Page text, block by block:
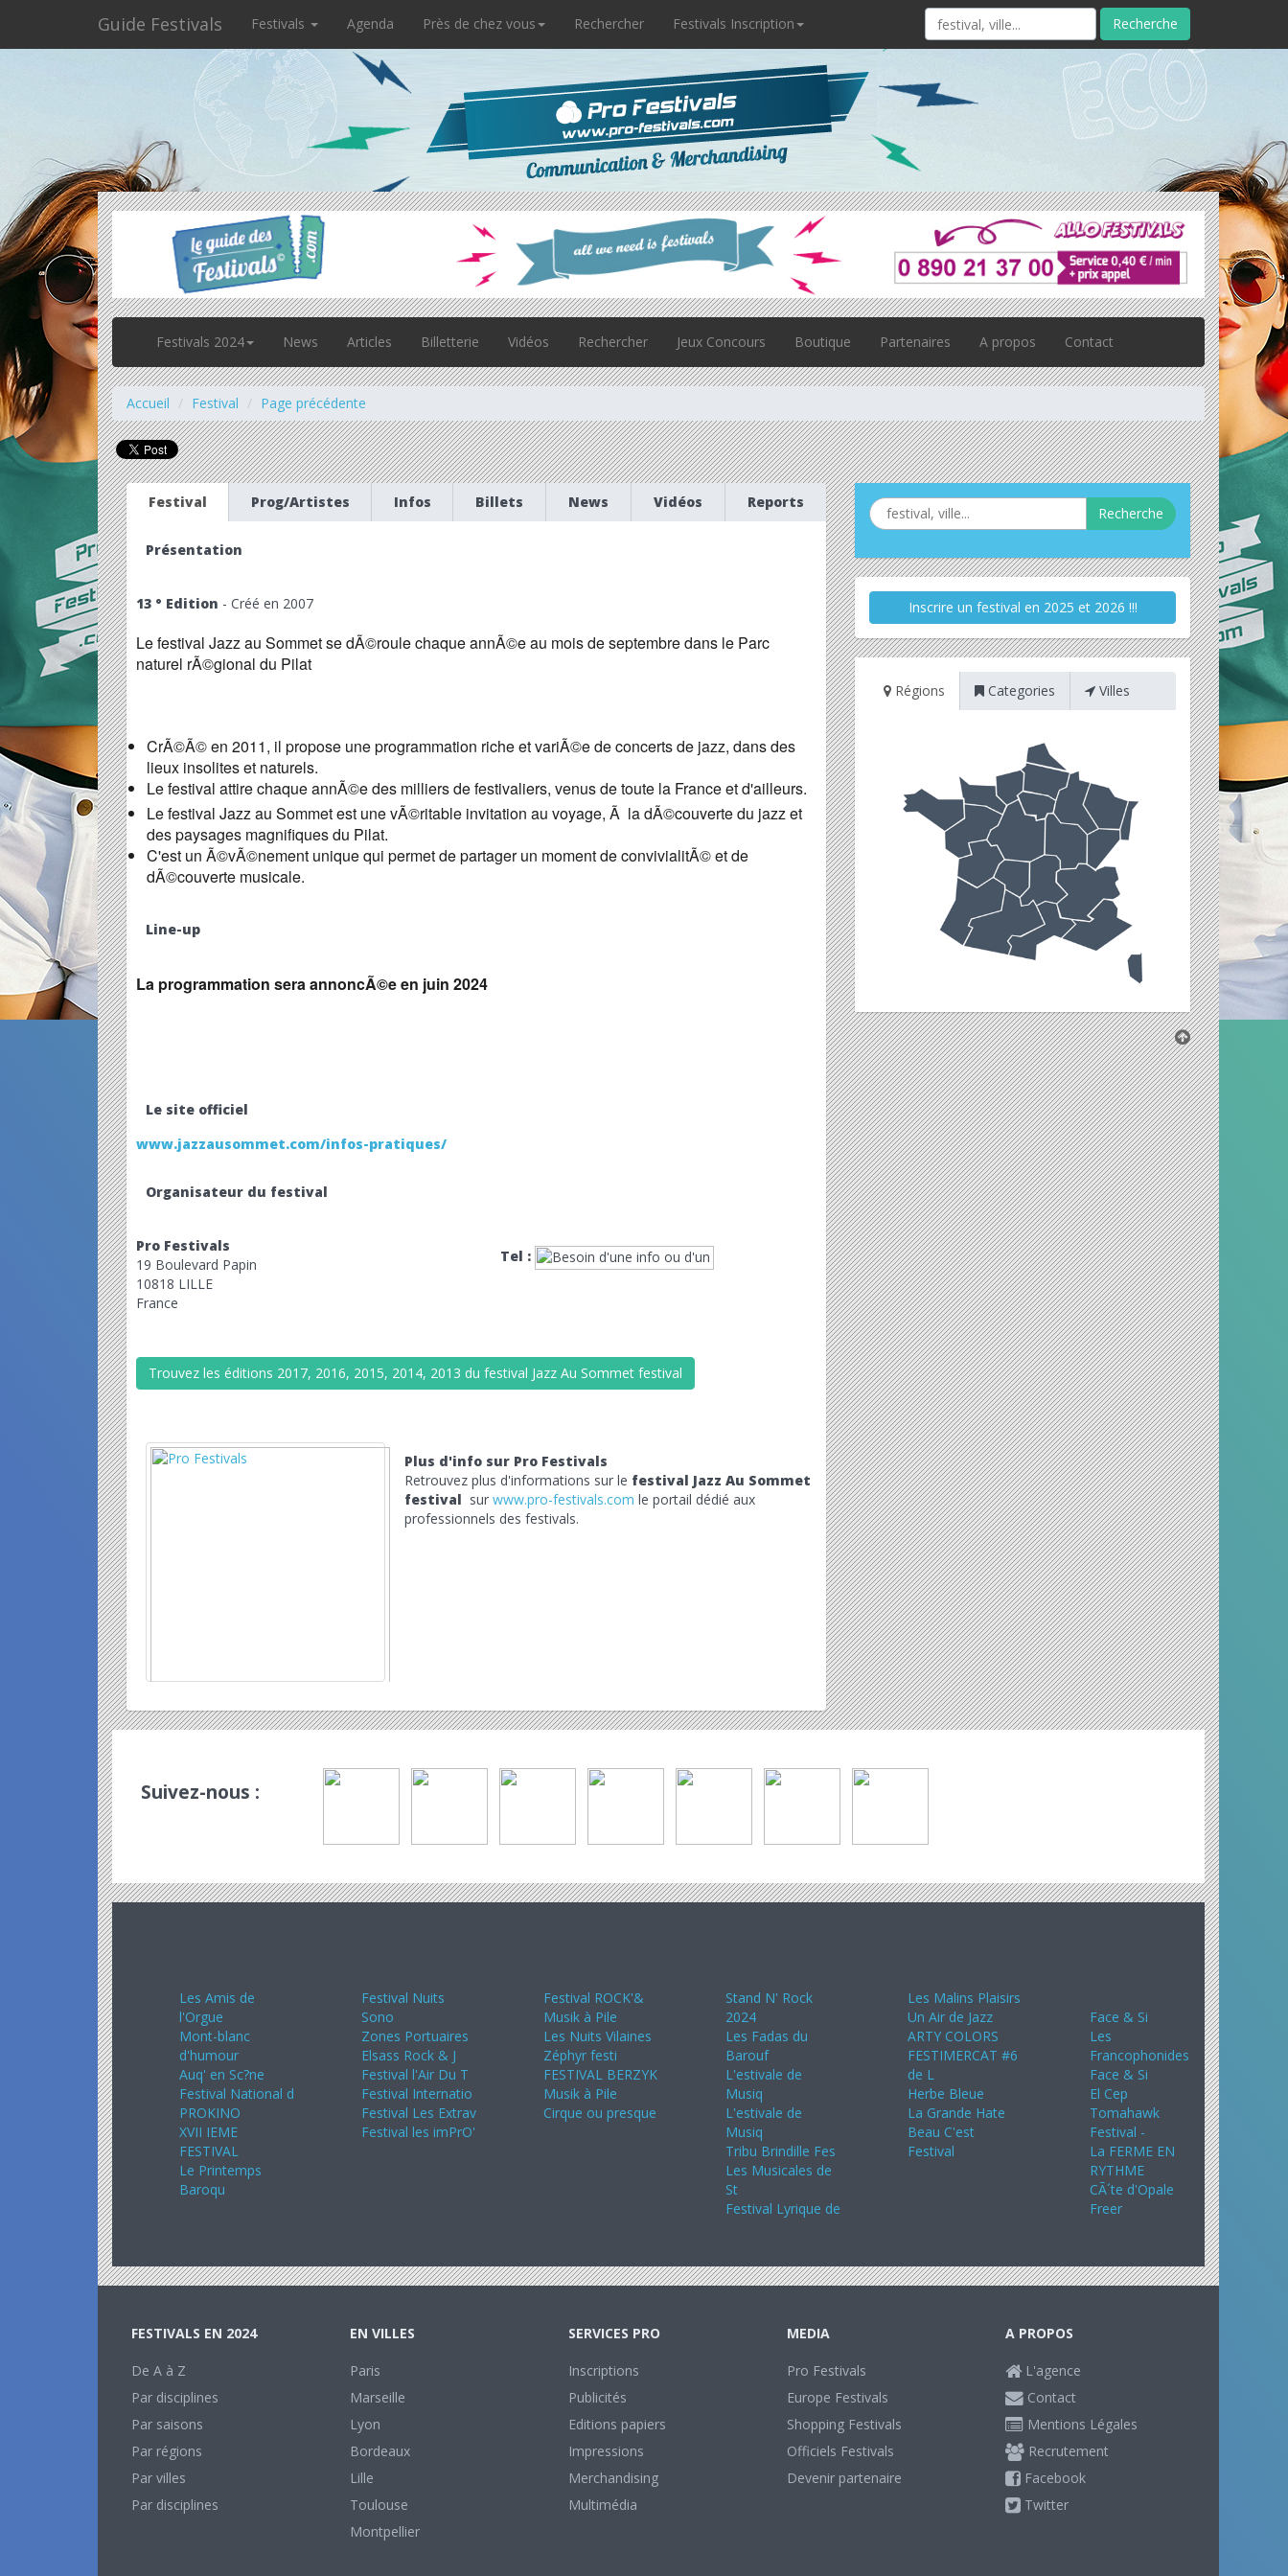
Guide Festivals Festivals Agenda Près de chez vous Rechercher Festivals Inscription Recherche
Festivals 2024 News Articles Billetterie Vidéos Rechercher Jeux Concours Boutique Partenaires A propos Contact
Accueil Festival Page précédente
Festival Prog/Artistes Infos Billets News Vidéos Reports
Présentation
13 ° Edition - Créé en 2007
Le festival Jazz au Sommet se dÃ©roule chaque annÃ©e au mois de septembre dans le Parc
naturel rÃ©gional du Pilat
CrÃ©Ã© en 2011, il propose une programmation riche et variÃ©e de concerts de jazz, dans des
lieux insolites et naturels.
Le festival attire chaque annÃ©e des milliers de festivaliers, venus de toute la France et d'ailleurs.
Le festival Jazz au Sommet est une vÃ©ritable invitation au voyage, Ã la dÃ©couverte du jazz et
des paysages magnifiques du Pilat.
C'est un Ã©vÃ©nement unique qui permet de partager un moment de convivialitÃ© et de
dÃ©couverte musicale.
Line-up
La programmation sera annoncÃ©e en juin 2024
Le site officiel
www.jazzausommet.com/infos-pratiques/
Organisateur du festival
Pro Festivals
19 Boulevard Papin
10818 LILLE
France
Tel :
Trouvez les éditions 2017, 2016, 2015, 2014, 2013 du festival Jazz Au Sommet festival
Plus d'info sur Pro Festivals
Retrouvez plus d'informations sur le festival Jazz Au Sommet
festival sur www.pro-festivals.com le portail dédié aux
professionnels des festivals.
Recherche
Inscrire un festival en 2025 et 2026 !!!
Régions Categories Villes
Suivez-nous :
Les Amis de
l'Orgue
Mont-blanc
d'humour
Auq' en Sc?ne
Festival National d
PROKINO
XVII IEME
FESTIVAL
Le Printemps
Baroqu
Festival Nuits
Sono
Zones Portuaires
Elsass Rock & J
Festival l'Air Du T
Festival Internatio
Festival Les Extrav
Festival les imPrO'
Festival ROCK'&
Musik à Pile
Les Nuits Vilaines
Zéphyr festi
FESTIVAL BERZYK
Musik à Pile
Cirque ou presque
Stand N' Rock
2024
Les Fadas du
Barouf
L'estivale de
Musiq
L'estivale de
Musiq
Tribu Brindille Fes
Les Musicales de
St
Festival Lyrique de
Les Malins Plaisirs
Un Air de Jazz
ARTY COLORS
FESTIMERCAT #6
de L
Herbe Bleue
La Grande Hate
Beau C'est
Festival
Face & Si
Les
Francophonides
Face & Si
El Cep
Tomahawk
Festival -
La FERME EN
RYTHME
CÃ´te d'Opale
Freer
FESTIVALS EN 2024
De A à Z
Par disciplines
Par saisons
Par régions
Par villes
Par disciplines
EN VILLES
Paris
Marseille
Lyon
Bordeaux
Lille
Toulouse
Montpellier
SERVICES PRO
Inscriptions
Publicités
Editions papiers
Impressions
Merchandising
Multimédia
MEDIA
Pro Festivals
Europe Festivals
Shopping Festivals
Officiels Festivals
Devenir partenaire
A PROPOS
L'agence
Contact
Mentions Légales
Recrutement
Facebook
Twitter